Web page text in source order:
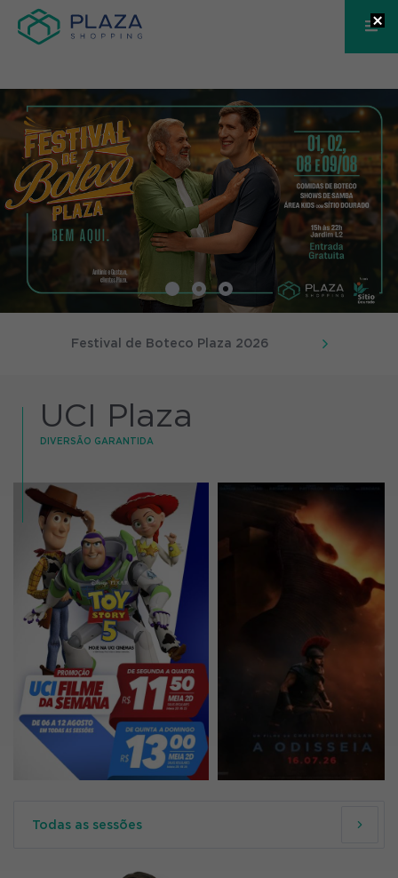
Festival de Boteco Plaza 2026
Bem Aqui
UCI Plaza
DIVERSÃO GARANTIDA
15:00, 19:50 18:50
Todas as sessões